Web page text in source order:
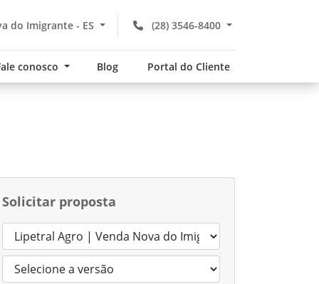
(28) 3546-8400
do Imigrante - ES
conosco Blog Portal do Cliente
Solicitar proposta